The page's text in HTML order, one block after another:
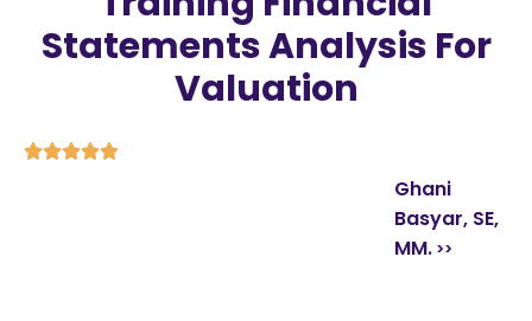
Statements Analysis For
Valuation

Ghani
Basyar, SE,
MM.